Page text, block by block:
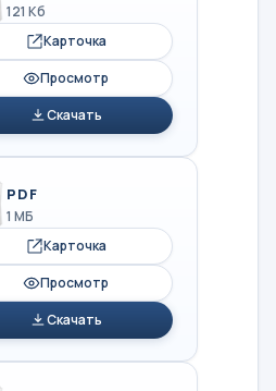
121 Кб
Карточка
Просмотр
Скачать
PDF
1 МБ
Карточка
Просмотр
Скачать